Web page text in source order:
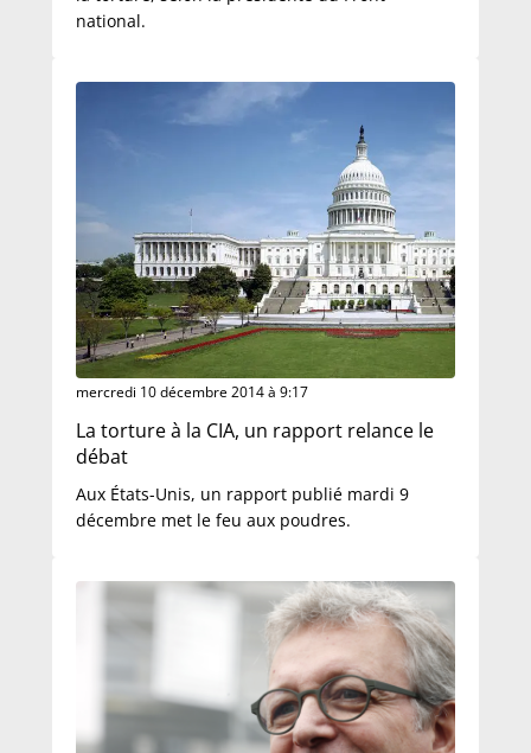
national.
mercredi 10 décembre 2014 à 9:17
La torture à la CIA, un rapport relance le
débat
Aux États-Unis, un rapport publié mardi 9
décembre met le feu aux poudres.